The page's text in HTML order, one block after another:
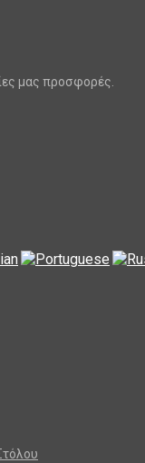
μας προσφορές.